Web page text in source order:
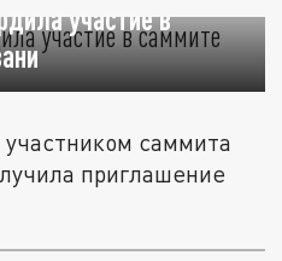
участие в
саммита
приглашение